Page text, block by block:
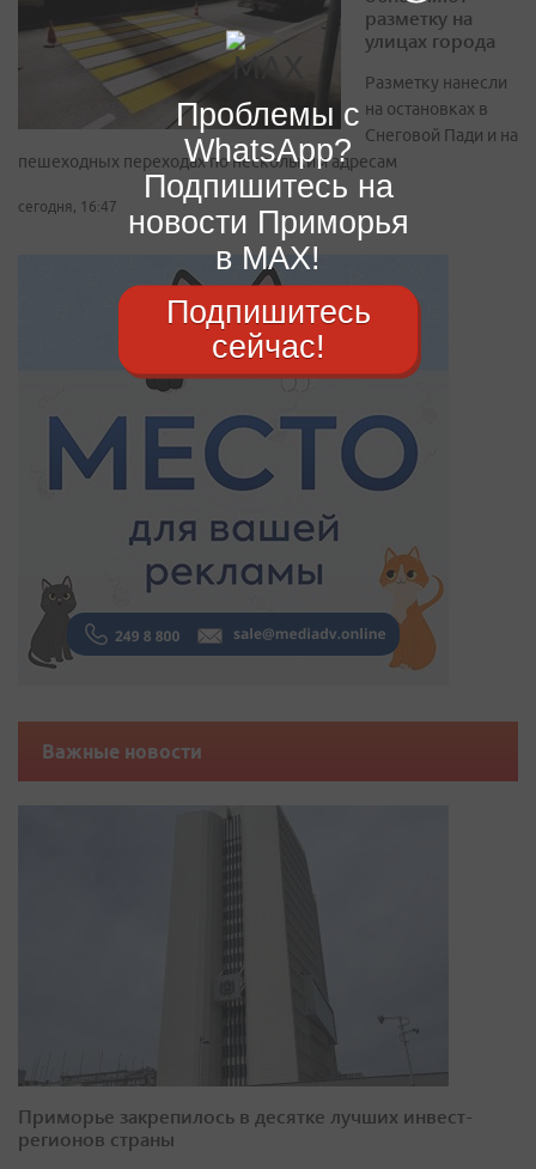
разметку на
улицах города
Разметку нанесли
на остановках в
Снеговой Пади и на
пешеходных переходах по нескольким адресам
сегодня, 16:47
Важные новости
Приморье закрепилось в десятке лучших инвест-
регионов страны
Проблемы с
WhatsApp?
Подпишитесь на
новости Приморья
в MAX!
Подпишитесь
сейчас!